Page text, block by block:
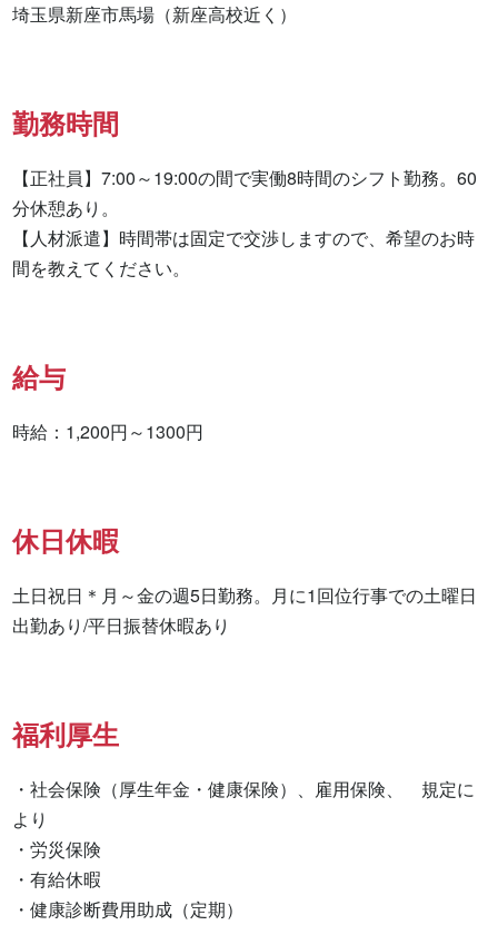
埼玉県新座市馬場（新座高校近く）
勤務時間
【正社員】7:00～19:00の間で実働8時間のシフト勤務。60
分休憩あり。
【人材派遣】時間帯は固定で交渉しますので、希望のお時
間を教えてください。
給与
時給：1,200円～1300円
休日休暇
土日祝日＊月～金の週5日勤務。月に1回位行事での土曜日
出勤あり/平日振替休暇あり
福利厚生
・社会保険（厚生年金・健康保険）、雇用保険、　規定に
より
・労災保険
・有給休暇
・健康診断費用助成（定期）